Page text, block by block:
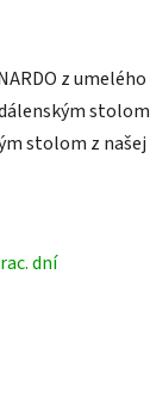
z
stolom z našej
dní